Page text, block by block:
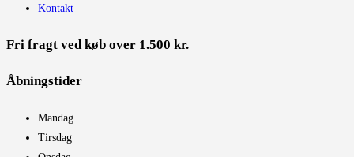
Kontakt
Fri fragt ved køb over 1.500 kr.
Åbningstider​
Mandag
Tirsdag